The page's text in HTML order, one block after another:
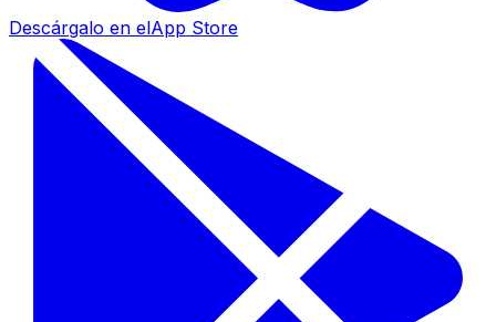
Descárgalo en elApp Store